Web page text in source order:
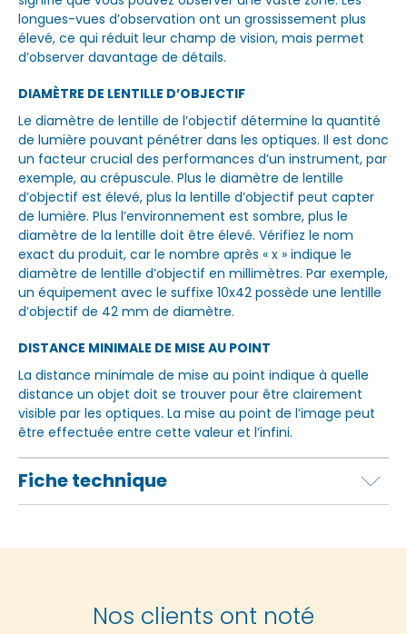
longues-vues d’observation ont un grossissement plus
élevé, ce qui réduit leur champ de vision, mais permet
d’observer davantage de détails.
DIAMÈTRE DE LENTILLE D’OBJECTIF
Le diamètre de lentille de l’objectif détermine la quantité
de lumière pouvant pénétrer dans les optiques. Il est donc
un facteur crucial des performances d’un instrument, par
exemple, au crépuscule. Plus le diamètre de lentille
d’objectif est élevé, plus la lentille d’objectif peut capter
de lumière. Plus l’environnement est sombre, plus le
diamètre de la lentille doit être élevé. Vérifiez le nom
exact du produit, car le nombre après « x » indique le
diamètre de lentille d’objectif en millimètres. Par exemple,
un équipement avec le suffixe 10x42 possède une lentille
d’objectif de 42 mm de diamètre.
DISTANCE MINIMALE DE MISE AU POINT
La distance minimale de mise au point indique à quelle
distance un objet doit se trouver pour être clairement
visible par les optiques. La mise au point de l’image peut
être effectuée entre cette valeur et l’infini.
Fiche technique
Nos clients ont noté